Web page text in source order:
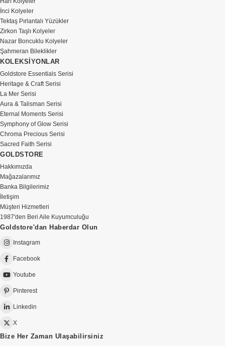
İnci Kolyeler
Tektaş Pırlantalı Yüzükler
Zirkon Taşlı Kolyeler
Nazar Boncuklu Kolyeler
Şahmeran Bileklikler
KOLEKSİYONLAR
Goldstore Essentials Serisi
Heritage & Craft Serisi
La Mer Serisi
Aura & Talisman Serisi
Eternal Moments Serisi
Symphony of Glow Serisi
Chroma Precious Serisi
Sacred Faith Serisi
GOLDSTORE
Hakkımızda
Mağazalarımız
Banka Bilgilerimiz
İletişim
Müşteri Hizmetleri
1987'den Beri Aile Kuyumculuğu
Goldstore'dan Haberdar Olun
Instagram
Facebook
Youtube
Pinterest
Linkedin
X
Bize Her Zaman Ulaşabilirsiniz